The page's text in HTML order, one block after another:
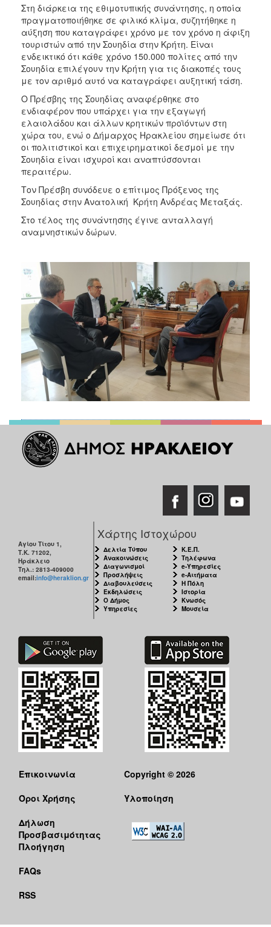
Στη διάρκεια της εθιμοτυπικής συνάντησης, η οποία
πραγματοποιήθηκε σε φιλικό κλίμα, συζητήθηκε η
αύξηση που καταγράφει χρόνο με τον χρόνο η άφιξη
τουριστών από την Σουηδία στην Κρήτη. Είναι
ενδεικτικό ότι κάθε χρόνο 150.000 πολίτες από την
Σουηδία επιλέγουν την Κρήτη για τις διακοπές τους
με τον αριθμό αυτό να καταγράφει αυξητική τάση.
Ο Πρέσβης της Σουηδίας αναφέρθηκε στο
ενδιαφέρον που υπάρχει για την εξαγωγή
ελαιολάδου και άλλων κρητικών προϊόντων στη
χώρα του, ενώ ο Δήμαρχος Ηρακλείου σημείωσε ότι
οι πολιτιστικοί και επιχειρηματικοί δεσμοί με την
Σουηδία είναι ισχυροί και αναπτύσσονται
περαιτέρω.
Τον Πρέσβη συνόδευε ο επίτιμος Πρόξενος της
Σουηδίας στην Ανατολική Κρήτη Ανδρέας Μεταξάς.
Στο τέλος της συνάντησης έγινε ανταλλαγή
αναμνηστικών δώρων.
Αγίου Τίτου 1,
Τ.Κ. 71202,
Ηράκλειο
Τηλ.: 2813-409000
email:info@heraklion.gr
Χάρτης Ιστοχώρου
Δελτία Τύπου
Ανακοινώσεις
Διαγωνισμοί
Προσλήψεις
Διαβουλεύσεις
Εκδηλώσεις
Ο Δήμος
Υπηρεσίες
Κ.Ε.Π.
Τηλέφωνα
e-Υπηρεσίες
e-Αιτήματα
Η Πόλη
Ιστορία
Κνωσός
Μουσεία
Επικοινωνία
Όροι Χρήσης
Δήλωση
Προσβασιμότητας
Πλοήγηση
FAQs
RSS
Copyright © 2026
Υλοποίηση